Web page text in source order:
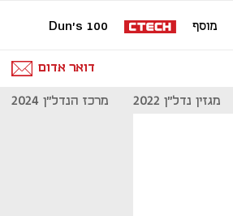
מוסף Dun's 100
דואר אדום
מגזין נדל"ן 2022 מרכז הנדל"ן 2024